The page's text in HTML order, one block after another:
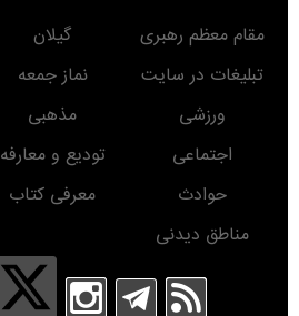
مقام معظم رهبری گیلان
تبلیغات در سایت
نماز جمعه
ورزشی
مذهبی
اجتماعی
تودیع و معارفه
حوادث
معرفی کتاب
مناطق دیدنی